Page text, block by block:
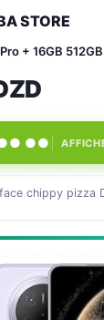
STORE
+ 16GB
●●
chippy pizza